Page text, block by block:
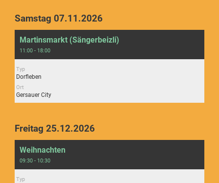
Samstag 07.11.2026
Martinsmarkt (Sängerbeizli)
11:00 - 18:00
Typ
Dorfleben
Ort
Gersauer City
Freitag 25.12.2026
Weihnachten
09:30 - 10:30
Typ